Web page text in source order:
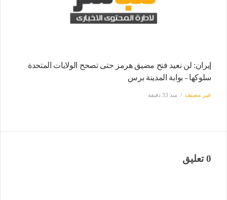
إيران: لن نعيد فتح مضيق هرمز حتى تصحح الولايات المتحدة
سلوكها - بوابة المدينة برس
غير مصنف منذ 33 دقيقة
0 تعليق